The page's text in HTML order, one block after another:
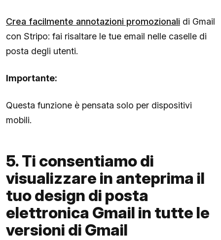
Crea facilmente annotazioni promozionali di Gmail
con Stripo: fai risaltare le tue email nelle caselle di
posta degli utenti.
Importante:
Questa funzione è pensata solo per dispositivi
mobili.
5. Ti consentiamo di
visualizzare in anteprima il
tuo design di posta
elettronica Gmail in tutte le
versioni di Gmail